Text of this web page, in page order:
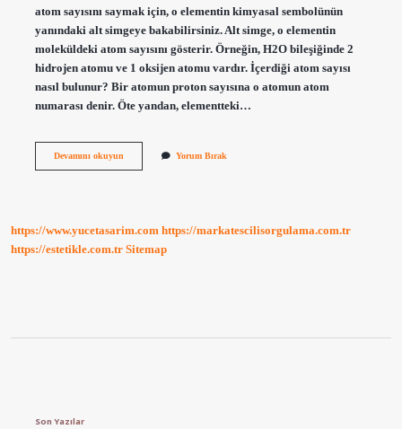
atom sayısını saymak için, o elementin kimyasal sembolünün
yanındaki alt simgeye bakabilirsiniz. Alt simge, o elementin
moleküldeki atom sayısını gösterir. Örneğin, H2O bileşiğinde 2
hidrojen atomu ve 1 oksijen atomu vardır. İçerdiği atom sayısı
nasıl bulunur? Bir atomun proton sayısına o atomun atom
numarası denir. Öte yandan, elementteki…
Devamını okuyunBir
Bulunur
Yorum Bırak
https://www.yucetasarim.com https://markatescilisorgulama.com.tr
https://estetikle.com.tr Sitemap
Son Yazılar